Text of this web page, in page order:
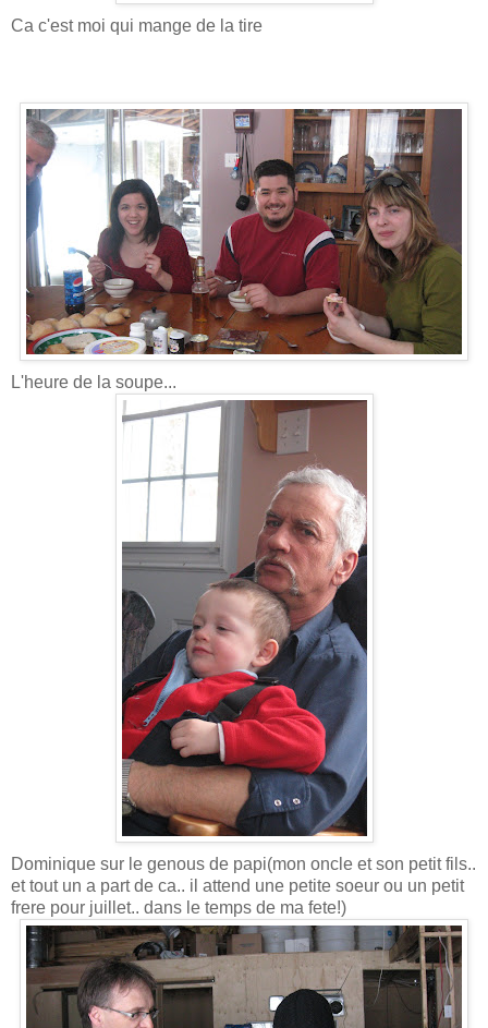
Ca c'est moi qui mange de la tire
L'heure de la soupe...
Dominique sur le genous de papi(mon oncle et son petit fils..
et tout un a part de ca.. il attend une petite soeur ou un petit
frere pour juillet.. dans le temps de ma fete!)